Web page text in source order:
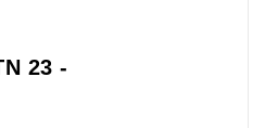
23 -